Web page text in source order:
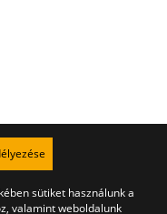
sütiket használunk a
valamint weboldalunk